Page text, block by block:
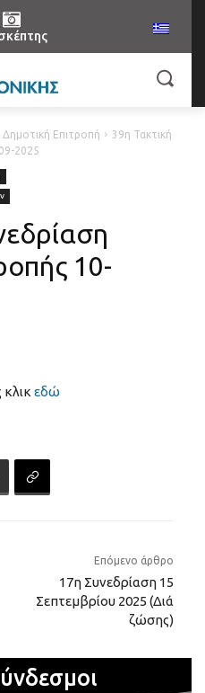
Δημοτική Επιτροπή
39η Τακτική
2025
10-
εδώ
Επόμενο άρθρο
17η Συνεδρίαση 15
Σεπτεμβρίου 2025 (Διά
ζώσης)